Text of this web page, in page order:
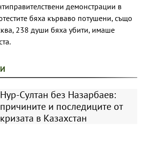
демонстрации в
бяха кърваво потушени, също
238 души бяха убити, имаше
Нур-Султан без Назарбаев:
причините и последиците от
кризата в Казахстан